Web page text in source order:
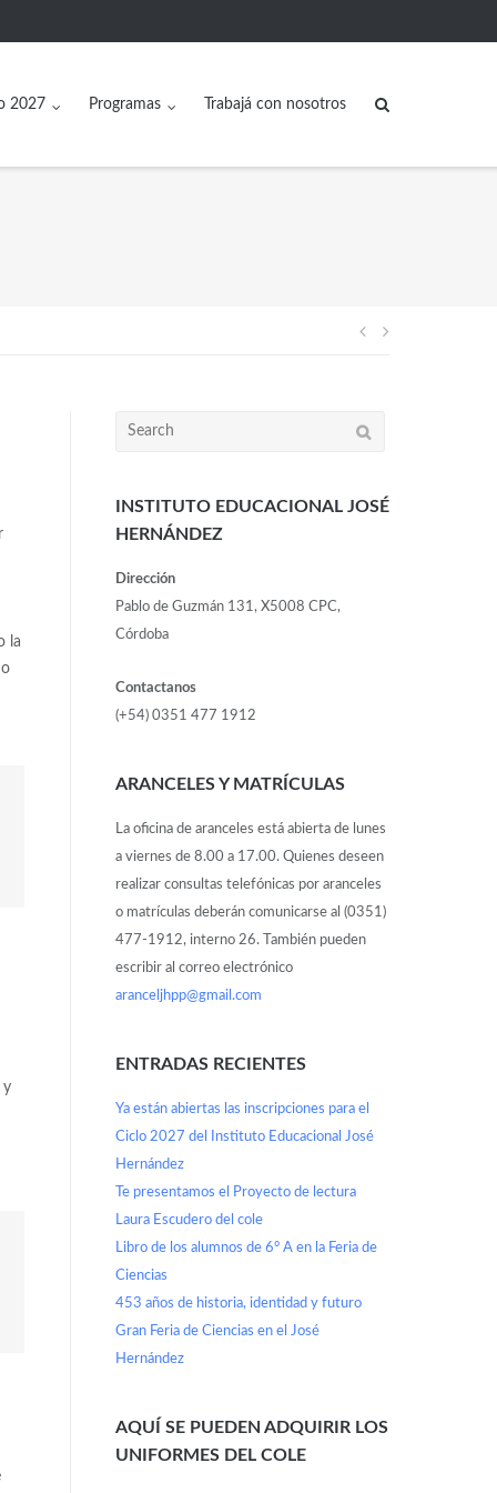
2027 Programas Trabajá con nosotros
la
y
INSTITUTO EDUCACIONAL JOSÉ
HERNÁNDEZ
Dirección
Pablo de Guzmán 131, X5008 CPC,
Córdoba
Contactanos
(+54) 0351 477 1912
ARANCELES Y MATRÍCULAS
La oficina de aranceles está abierta de lunes
a viernes de 8.00 a 17.00. Quienes deseen
realizar consultas telefónicas por aranceles
o matrículas deberán comunicarse al (0351)
477-1912, interno 26. También pueden
escribir al correo electrónico
aranceljhpp@gmail.com
ENTRADAS RECIENTES
Ya están abiertas las inscripciones para el
Ciclo 2027 del Instituto Educacional José
Hernández
Te presentamos el Proyecto de lectura
Laura Escudero del cole
Libro de los alumnos de 6° A en la Feria de
Ciencias
453 años de historia, identidad y futuro
Gran Feria de Ciencias en el José
Hernández
AQUÍ SE PUEDEN ADQUIRIR LOS
UNIFORMES DEL COLE